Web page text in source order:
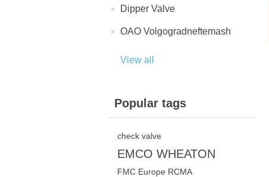
Dipper Valve
OAO Volgogradneftemash
View all
Popular tags
check valve
EMCO WHEATON
FMC Europe RCMA